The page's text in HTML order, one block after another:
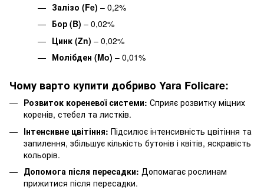
Залізо (Fe) – 0,2%
Бор (B) – 0,02%
Цинк (Zn) – 0,02%
Молібден (Mo) – 0,01%
Чому варто купити добриво Yara Folicare:
Розвиток кореневої системи: Сприяє розвитку міцних
коренів, стебел та листків.
Інтенсивне цвітіння: Підсилює інтенсивність цвітіння та
запилення, збільшує кількість бутонів і квітів, яскравість
кольорів.
Допомога після пересадки: Допомагає рослинам
прижитися після пересадки.